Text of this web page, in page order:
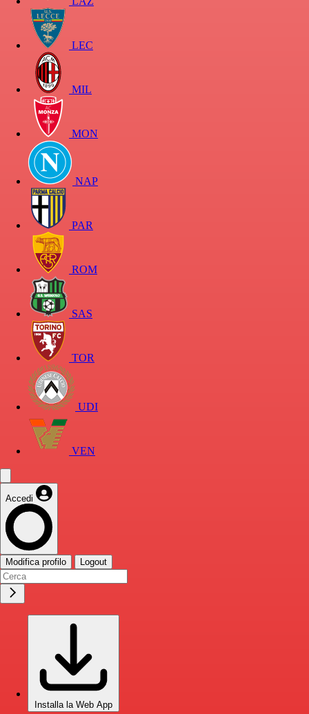
LEC
MIL
MON
NAP
PAR
ROM
SAS
TOR
UDI
VEN
Accedi
Modifica profilo Logout
Installa la Web App